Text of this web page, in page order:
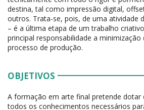
destina, tal como impressão digital,
outros. Trata-se, pois, de uma atividade
– é a última etapa de um trabalho
principal responsabilidade a
processo de produção.
OBJETIVOS
A formação em arte final pretende dotar
todos os conhecimentos necessários